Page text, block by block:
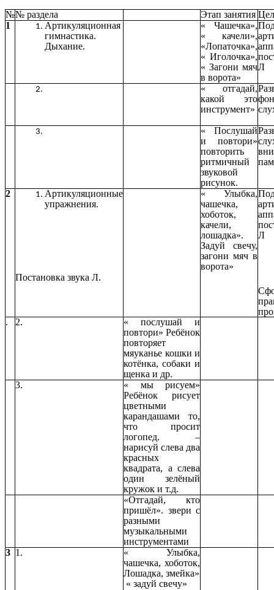
№№ раздела Этап занятия
1
Артикуляционная
гимнастика.
Дыхание.
« Чашечка»,
« качели»,
«Лопаточка»,
« Иголочка»,
« Загони мяч
в ворота»
Л
« отгадай,
какой это
инструмент»
« Послушай
и повтори»
повторить
ритмичный
звуковой
рисунок.
2
Артикуляционные
упражнения.
Постановка звука Л.
« Улыбка,
чашечка,
хоботок,
качели,
лошадка».
Задуй свечу,
загони мяч в
ворота»
Л
.
2.
« послушай и
повтори» Ребёнок
повторяет
мяуканье кошки и
котёнка, собаки и
щенка и др.
3.
« мы рисуем»
Ребёнок рисует
цветными
карандашами то,
что просит
логопед. –
нарисуй слева два
красных
квадрата, а слева
один зелёный
кружок и т.д.
«Отгадай, кто
пришёл». звери с
разными
музыкальными
инструментами
3 1.
« Улыбка,
чашечка, хоботок,
Лошадка, змейка»
« задуй свечу»